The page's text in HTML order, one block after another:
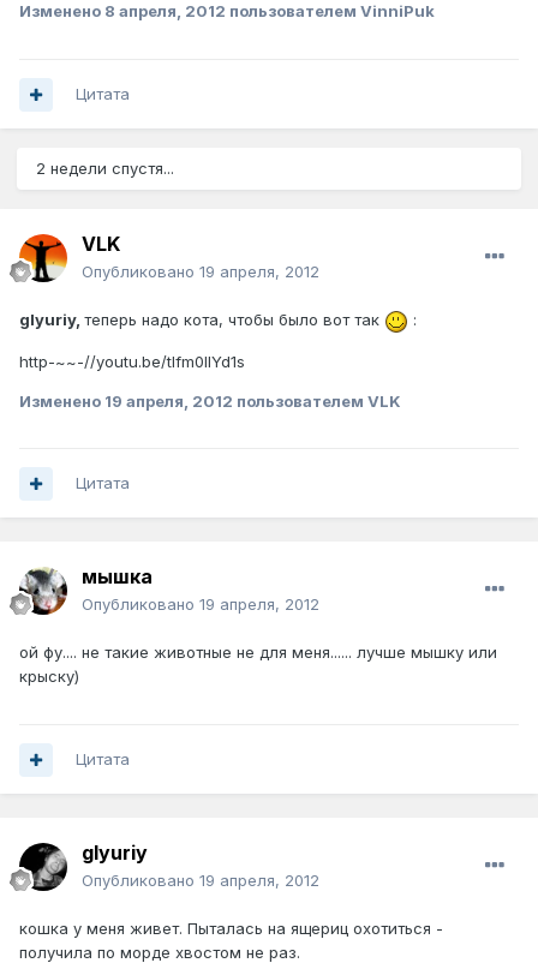
Изменено 8 апреля, 2012 пользователем VinniPuk
Цитата
2 недели спустя...
VLK
Опубликовано 19 апреля, 2012
glyuriy, теперь надо кота, чтобы было вот так :
http-~~-//youtu.be/tlfm0lIYd1s
Изменено 19 апреля, 2012 пользователем VLK
Цитата
мышка
Опубликовано 19 апреля, 2012
ой фу.... не такие животные не для меня...... лучше мышку или
крыску)
Цитата
glyuriy
Опубликовано 19 апреля, 2012
кошка у меня живет. Пыталась на ящериц охотиться -
получила по морде хвостом не раз.